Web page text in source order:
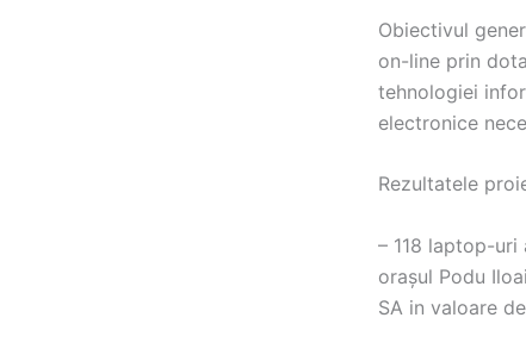
Obiectivul
on-line prin
tehnologiei
electronice
Rezultatele
– 118 laptop-
orașul Podu
SA in valoare